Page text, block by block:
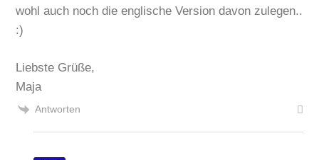
wohl auch noch die englische Version davon zulegen..
:)
Liebste Grüße,
Maja
Antworten